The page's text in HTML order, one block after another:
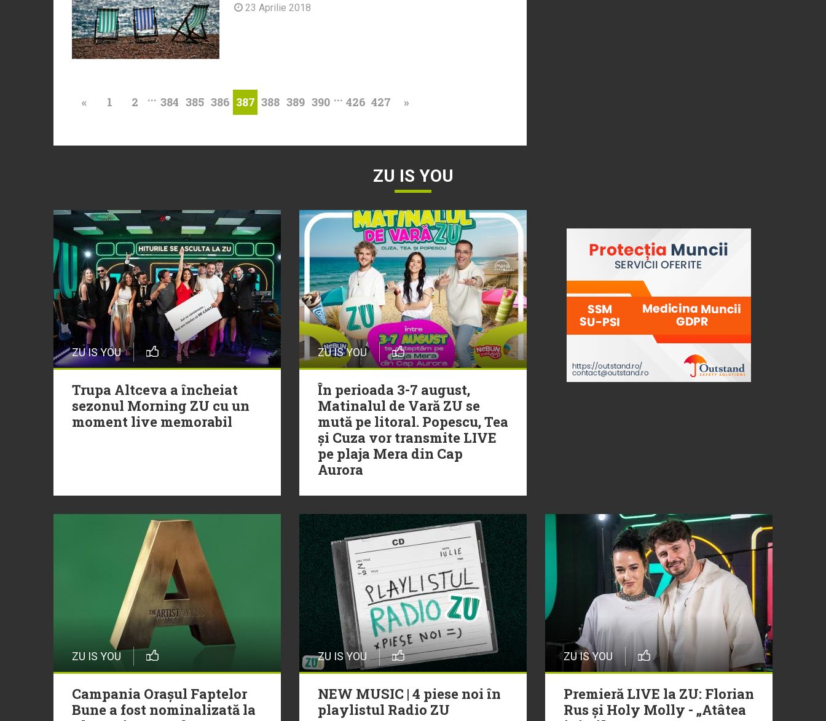
23 Aprilie 2018
« 1 2 ... 384 385 386 387 388 389 390 ... 426 427 »
ZU IS YOU
ZU IS YOU
Trupa Altceva a încheiat
sezonul Morning ZU cu un
moment live memorabil
ZU IS YOU
În perioada 3-7 august,
Matinalul de Vară ZU se
mută pe litoral. Popescu, Tea
și Cuza vor transmite LIVE
pe plaja Mera din Cap
Aurora
ZU IS YOU
Campania Orașul Faptelor
Bune a fost nominalizată la
ZU IS YOU
NEW MUSIC | 4 piese noi în
playlistul Radio ZU
ZU IS YOU
Premieră LIVE la ZU: Florian
Rus și Holy Molly - „Atâtea